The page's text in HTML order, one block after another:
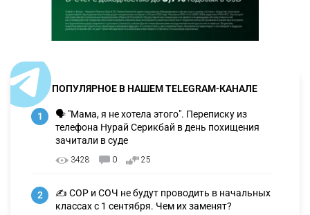
ПОПУЛЯРНОЕ В НАШЕМ TELEGRAM-КАНАЛЕ
1
🗣 "Мама, я не хотела этого". Переписку из
телефона Нурай Серикбай в день похищения
зачитали в суде
3428 0 25
2
✍️ СОР и СОЧ не будут проводить в начальных
классах с 1 сентября. Чем их заменят?